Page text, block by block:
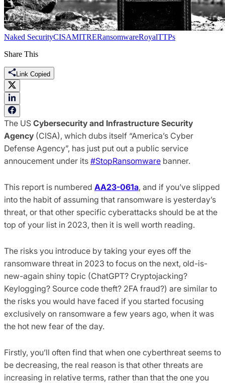
Naked SecurityCISAMITRERansomwareRoyalTTPs
Share This
Link Copied
The US Cybersecurity and Infrastructure Security
Agency (CISA), which dubs itself “America’s Cyber
Defense Agency”, has just put out a public service
annoucement under its #StopRansomware banner.
This report is numbered AA23-061a, and if you’ve slipped
into the habit of assuming that ransomware is yesterday’s
threat, or that other specific cyberattacks should be at the
top of your list in 2023, then it is well worth reading.
The risks you introduce by taking your eyes off the
ransomware threat in 2023 to focus on the next, old-is-
new-again shiny topic (ChatGPT? Cryptojacking?
Keylogging? Source code theft? 2FA fraud?) are similar to
the risks you would have faced if you started focusing
exclusively on ransomware a few years ago, when it was
the hot new fear of the day.
Firstly, you’ll often find that when one cyberthreat seems to
be decreasing, the real reason is that other threats are
increasing in relative terms, rather than that the one you